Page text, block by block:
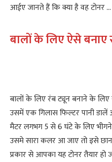
आईए जानते हैं कि क्या है वह टोनर …
बालों के लिए ऐसे बनाए
बालों के लिए रंब ट्यून बनाने के
उसमें एक गिलास फिल्टर पानी
मैटर लगभग 5 से 6 घंटे के लिए
उसमे सारा कलर आ जाए तो इसे
प्रकार से आपका यह टोनर तैयार हो